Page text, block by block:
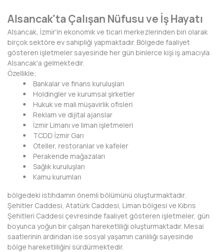
BİTLİS
BOLU
BURDUR
BURSA
ÇANAKKALE
ÇANKIRI
ÇORUM
DENİZLİ
DİYARBAKIR
DÜZCE
ELAZIĞ
Alsancak'ta Çalışan Nüfusu ve İş Hayatı
Alsancak, İzmir'in ekonomik ve ticari merkezlerinden biri olarak
birçok sektöre ev sahipliği yapmaktadır. Bölgede faaliyet
gösteren işletmeler sayesinde her gün binlerce kişi iş amacıyla
Alsancak'a gelmektedir.
Özellikle;
Bankalar ve finans kuruluşları
Holdingler ve kurumsal şirketler
Hukuk ve mali müşavirlik ofisleri
Reklam ve dijital ajanslar
İzmir Limanı ve liman işletmeleri
TCDD İzmir Garı
Oteller, restoranlar ve kafeler
Perakende mağazaları
Sağlık kuruluşları
Kamu kurumları
bölgedeki istihdamın önemli bölümünü oluşturmaktadır.
Şehitler Caddesi, Atatürk Caddesi, Liman bölgesi ve Kıbrıs
Şehitleri Caddesi çevresinde faaliyet gösteren işletmeler, gün
boyunca yoğun bir çalışan hareketliliği oluşturmaktadır. Mesai
saatlerinin ardından ise sosyal yaşamın canlılığı sayesinde
bölge hareketliliğini sürdürmektedir.